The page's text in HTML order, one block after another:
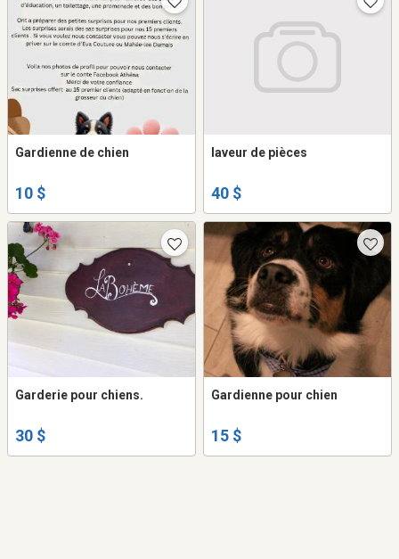
Gardienne de chien
10 $
laveur de pièces
40 $
Garderie pour chiens.
30 $
Gardienne pour chien
15 $